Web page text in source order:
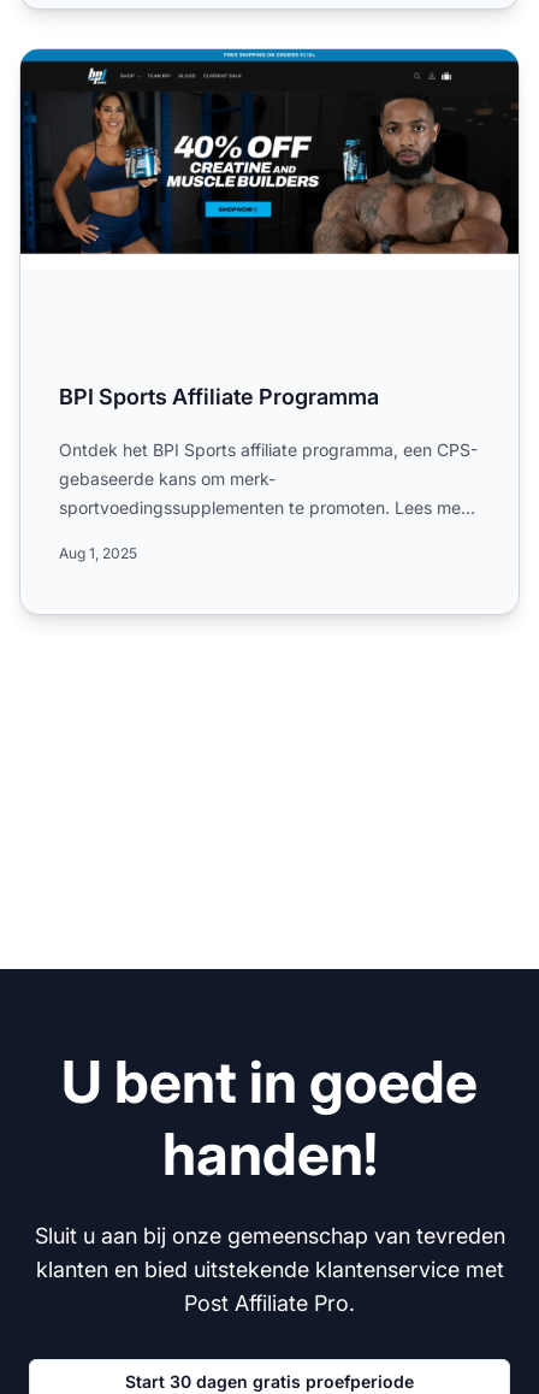
BPI Sports Affiliate Programma
BPI Sports Affiliate Programma
Ontdek het BPI Sports affiliate programma, een CPS-
gebaseerde kans om merk-
sportvoedingssupplementen te promoten. Lees meer
Aug 1, 2025
U bent in goede
handen!
Sluit u aan bij onze gemeenschap van tevreden
klanten en bied uitstekende klantenservice met
Post Affiliate Pro.
Start 30 dagen gratis proefperiode